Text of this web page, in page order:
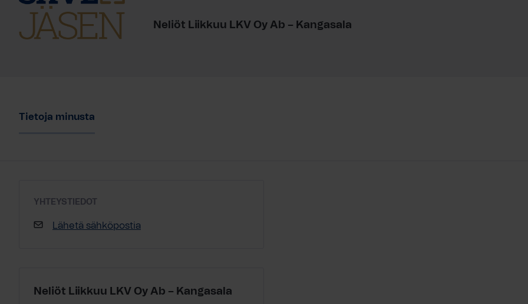
Neliöt Liikkuu LKV Oy Ab – Kangasala
Tietoja minusta
YHTEYSTIEDOT
Lähetä sähköpostia
Neliöt Liikkuu LKV Oy Ab – Kangasala